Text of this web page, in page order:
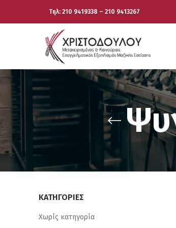
Τηλ: 210 9419338 – 210 9413267
ΚΑΤΗΓΟΡΊΕΣ
Χωρίς κατηγορία